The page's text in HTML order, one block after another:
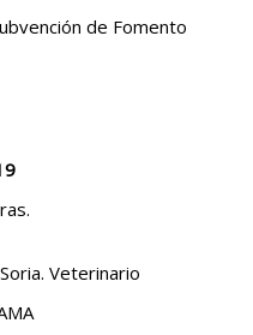
de Fomento
Veterinario